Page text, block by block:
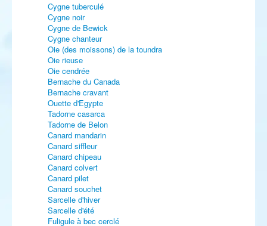
Cygne tuberculé
Cygne noir
Cygne de Bewick
Cygne chanteur
Oie (des moissons) de la toundra
Oie rieuse
Oie cendrée
Bernache du Canada
Bernache cravant
Ouette d'Egypte
Tadorne casarca
Tadorne de Belon
Canard mandarin
Canard siffleur
Canard chipeau
Canard colvert
Canard pilet
Canard souchet
Sarcelle d'hiver
Sarcelle d'été
Fuligule à bec cerclé